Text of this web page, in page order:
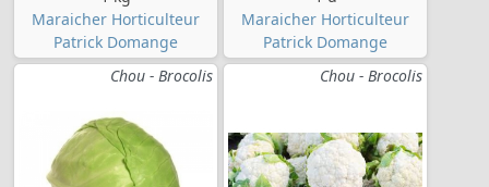
Maraicher Horticulteur
Patrick Domange
Maraicher Horticulteur
Patrick Domange
Chou - Brocolis
Chou - Brocolis